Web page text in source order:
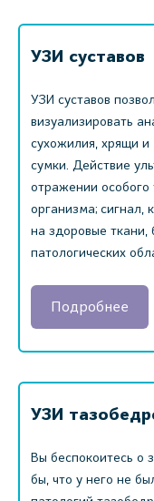
УЗИ суставов
УЗИ суставов
визуализировать
сухожилия, хрящи
сумки. Действие
отражении особого
организма; сигнал,
на здоровые ткани,
патологических
Подробнее
УЗИ
Вы беспокоитесь о
бы, что у него не